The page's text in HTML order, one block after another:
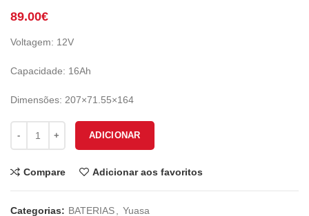
89.00€
Voltagem: 12V
Capacidade: 16Ah
Dimensões: 207×71.55×164
ADICIONAR
Compare Adicionar aos favoritos
Categorias: BATERIAS, Yuasa